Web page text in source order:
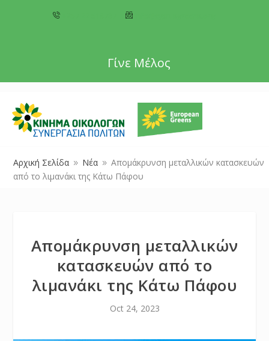
Γίνε Μέλος
Αρχική Σελίδα 9 Νέα 9 Απομάκρυνση μεταλλικών κατασκευών
από το λιμανάκι της Κάτω Πάφου
Απομάκρυνση μεταλλικών
κατασκευών από το
λιμανάκι της Κάτω Πάφου
Oct 24, 2023